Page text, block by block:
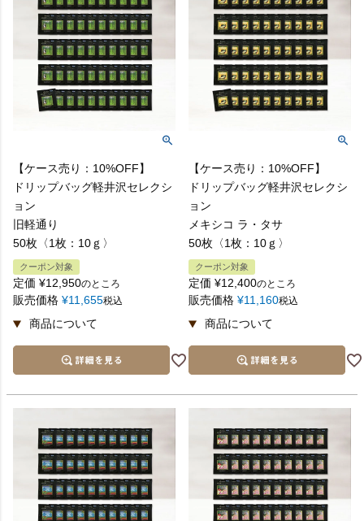
【ケース売り：10%OFF】
ドリップバッグ軽井沢セレクシ
ョン
旧軽通り
50枚〈1枚：10ｇ〉
クーポン対象
定価 ¥12,950のところ
販売価格 ¥11,655税込
【ケース売り：10%OFF】
ドリップバッグ軽井沢セレクシ
ョン
メキシコ ラ・タサ
50枚〈1枚：10ｇ〉
クーポン対象
定価 ¥12,400のところ
販売価格 ¥11,160税込